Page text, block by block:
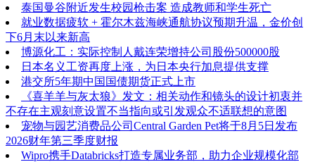
泰国曼谷附近发生校园枪击案 造成教师和学生死亡
就业数据疲软 + 霍尔木兹海峡通航协议预期升温，金价创
下6月末以来新高
博源化工：实际控制人戴连荣增持公司股份500000股
日本名义工资再度上涨，为日本央行加息提供支撑
港交所5年期中国国债期货正式上市
《喜羊羊与灰太狼》发文：相关动作和镜头的设计初衷并
不存在主观刻意设置不当指向或引发观众不适联想的意图
宠物与园艺消费品公司Central Garden Pet将于8月5日发布
2026财年第三季度财报
Wipro携手Databricks打造专属业务部，助力企业规模化部